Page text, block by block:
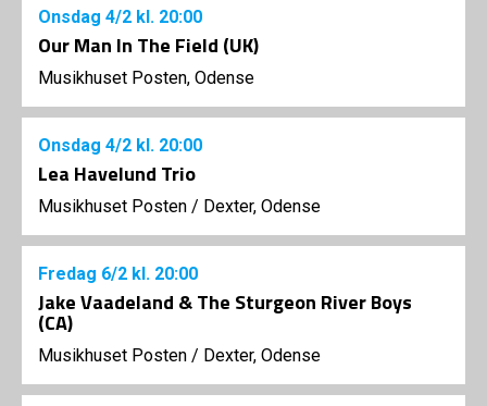
Onsdag 4/2 kl. 20:00
Our Man In The Field (UK)
Musikhuset Posten, Odense
Onsdag 4/2 kl. 20:00
Lea Havelund Trio
Musikhuset Posten / Dexter, Odense
Fredag 6/2 kl. 20:00
Jake Vaadeland & The Sturgeon River Boys
(CA)
Musikhuset Posten / Dexter, Odense